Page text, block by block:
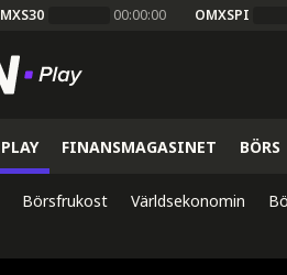
00:00:00 OMXSPI
PLAY FINANSMAGASINET BÖRS
Börsfrukost Världsekonomin